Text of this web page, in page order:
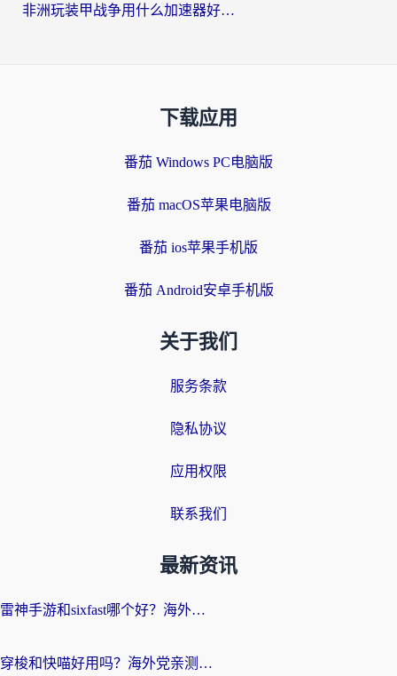
非洲玩装甲战争用什么加速器好？海外党亲测有效的国服游戏加速方案
下载应用
番茄 Windows PC电脑版
番茄 macOS苹果电脑版
番茄 ios苹果手机版
番茄 Android安卓手机版
关于我们
服务条款
隐私协议
应用权限
联系我们
最新资讯
雷神手游和sixfast哪个好？海外党亲测3款回国加速器，教你选对不踩坑
穿梭和快喵好用吗？海外党亲测：小众加速器对比+番茄加速器深度体验